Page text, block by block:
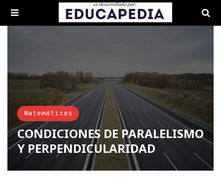
Matemáticas
CONDICIONES DE PARALELISMO
Y PERPENDICULARIDAD